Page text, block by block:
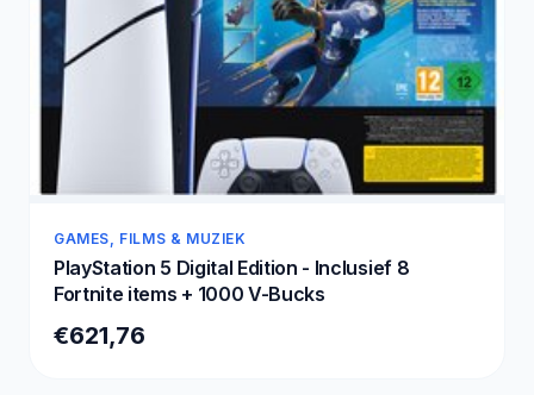
GAMES, FILMS & MUZIEK
PlayStation 5 Digital Edition - Inclusief 8
Fortnite items + 1000 V-Bucks
€621,76